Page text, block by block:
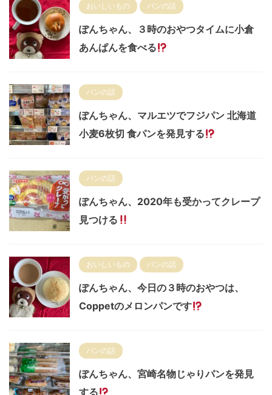
おいしいもの パンの話
ぽんちゃん、３時のおやつタイムに小倉
あんぱんを食べる
パンの話
ぽんちゃん、マルエツでフジパン 北海道
小麦6枚切 食パンを発見する
パンの話
ぽんちゃん、2020年も受かってクレープ
見つける
おいしいもの パンの話
ぽんちゃん、今日の３時のおやつは、
Coppetのメロンパンです
パンの話
ぽんちゃん、宮崎名物じゃりパンを発見
する